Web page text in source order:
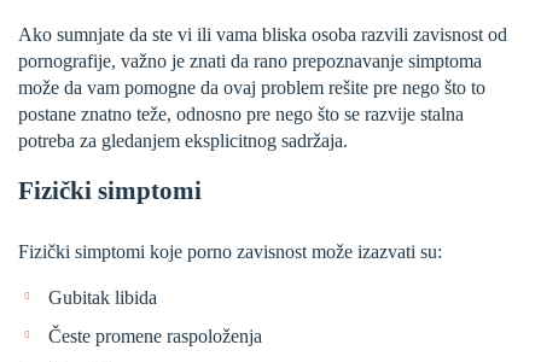
Ako sumnjate da ste vi ili vama bliska osoba razvili zavisnost od
pornografije, važno je znati da rano prepoznavanje simptoma
može da vam pomogne da ovaj problem rešite pre nego što to
postane znatno teže, odnosno pre nego što se razvije stalna
potreba za gledanjem eksplicitnog sadržaja.
Fizički simptomi
Fizički simptomi koje porno zavisnost može izazvati su:
Gubitak libida
Česte promene raspoloženja